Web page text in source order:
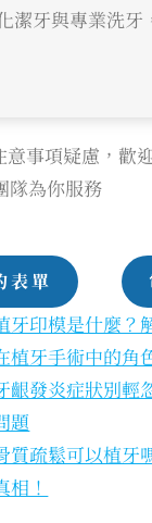
潔牙與專業洗牙
意事項疑慮，歡
隊為你服務
表單
牙印模是什麼？
植牙手術中的角
齦發炎症狀別輕
題
質疏鬆可以植牙
相！